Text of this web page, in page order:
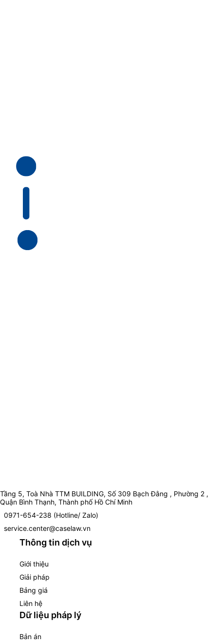
Tầng 5, Toà Nhà TTM BUILDING, Số 309 Bạch Đằng , Phường 2 ,
Quận Bình Thạnh, Thành phố Hồ Chí Minh
0971-654-238 (Hotline/ Zalo)
service.center@caselaw.vn
Thông tin dịch vụ
Giới thiệu
Giải pháp
Bảng giá
Liên hệ
Dữ liệu pháp lý
Bản án